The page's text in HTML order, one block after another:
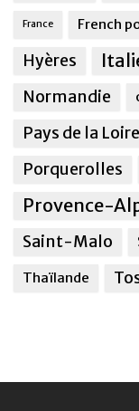
France French
Hyères
Normandie
Pays de la Loire
Porquerolles
Provence-
Saint-Malo
Thaïlande